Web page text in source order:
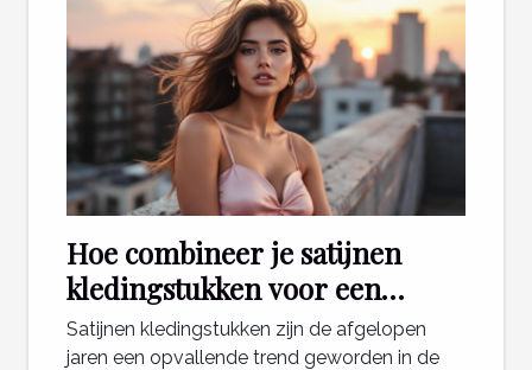
Hoe combineer je satijnen
kledingstukken voor een
stijlvolle look?
Satijnen kledingstukken zijn de afgelopen
jaren een opvallende trend geworden in de